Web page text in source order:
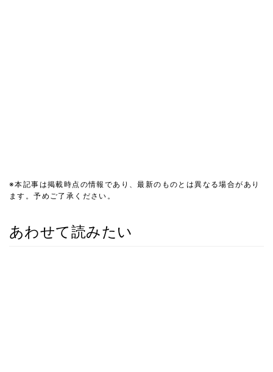
※本記事は掲載時点の情報であり、最新のものとは異なる場合があり
ます。予めご了承ください。
あわせて読みたい